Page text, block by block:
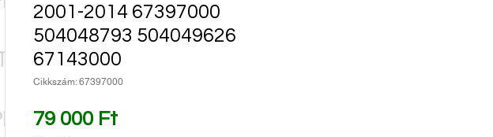
2001-2014 67397000
504048793 504049626
67143000
Cikkszám: 67397000
79 000 FtÁr